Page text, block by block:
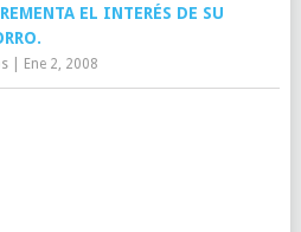
EL INTERÉS DE SU
| Ene 2, 2008